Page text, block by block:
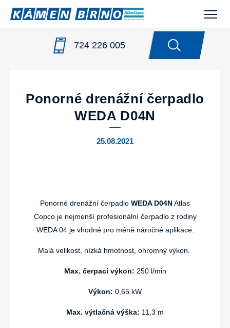
724 226 005
PONORNÉ DRENÁŽNÍ ČERPADLO WEDA
Ponorné drenážní čerpadlo
WEDA D04N
25.08.2021
Ponorné drenážní čerpadlo WEDA D04NAtlas
Copco je nejmenší profesionální čerpadlo z rodiny
WEDA 04 je vhodné pro méně náročné aplikace.
Malá velikost, nízká hmotnost, ohromný výkon.
Max. čerpací výkon: 250 l/min
Výkon: 0,65 kW
Max. výtlačná výška: 11,3 m